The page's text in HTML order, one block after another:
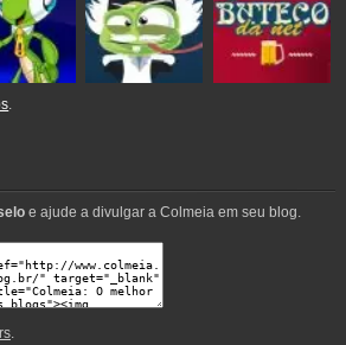
.
e ajude a divulgar a Colmeia em seu blog.
.